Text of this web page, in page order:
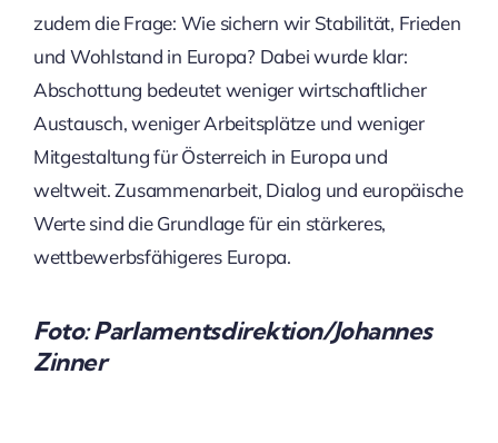
zudem die Frage: Wie sichern wir Stabilität, Frieden
und Wohlstand in Europa? Dabei wurde klar:
Abschottung bedeutet weniger wirtschaftlicher
Austausch, weniger Arbeitsplätze und weniger
Mitgestaltung für Österreich in Europa und
weltweit. Zusammenarbeit, Dialog und europäische
Werte sind die Grundlage für ein stärkeres,
wettbewerbsfähigeres Europa.
Foto: Parlamentsdirektion/Johannes
Zinner